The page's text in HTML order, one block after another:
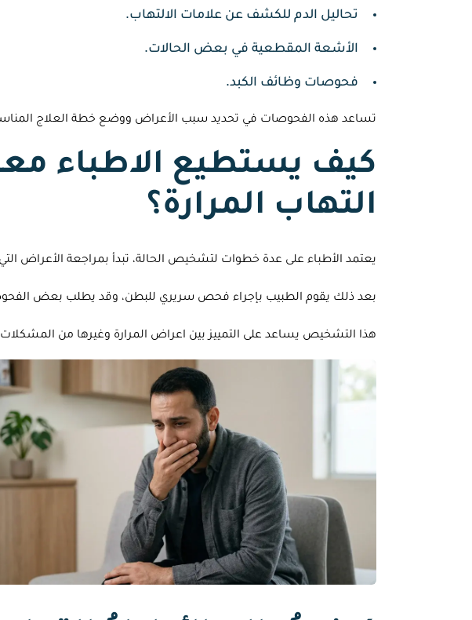
تحاليل الدم للكشف عن علامات الالتهاب.
الأشعة المقطعية في بعض الحالات.
فحوصات وظائف الكبد.
تساعد هذه الفحوصات في تحديد سبب الأعراض ووضع خطة العلاج
كيف يستطيع الاطباء
التهاب المرارة؟
يعتمد الأطباء على عدة خطوات لتشخيص الحالة، تبدأ بمراجعة الأعراض
بعد ذلك يقوم الطبيب بإجراء فحص سريري للبطن، وقد يطلب بعض
هذا التشخيص يساعد على التمييز بين اعراض المرارة وغيرها من